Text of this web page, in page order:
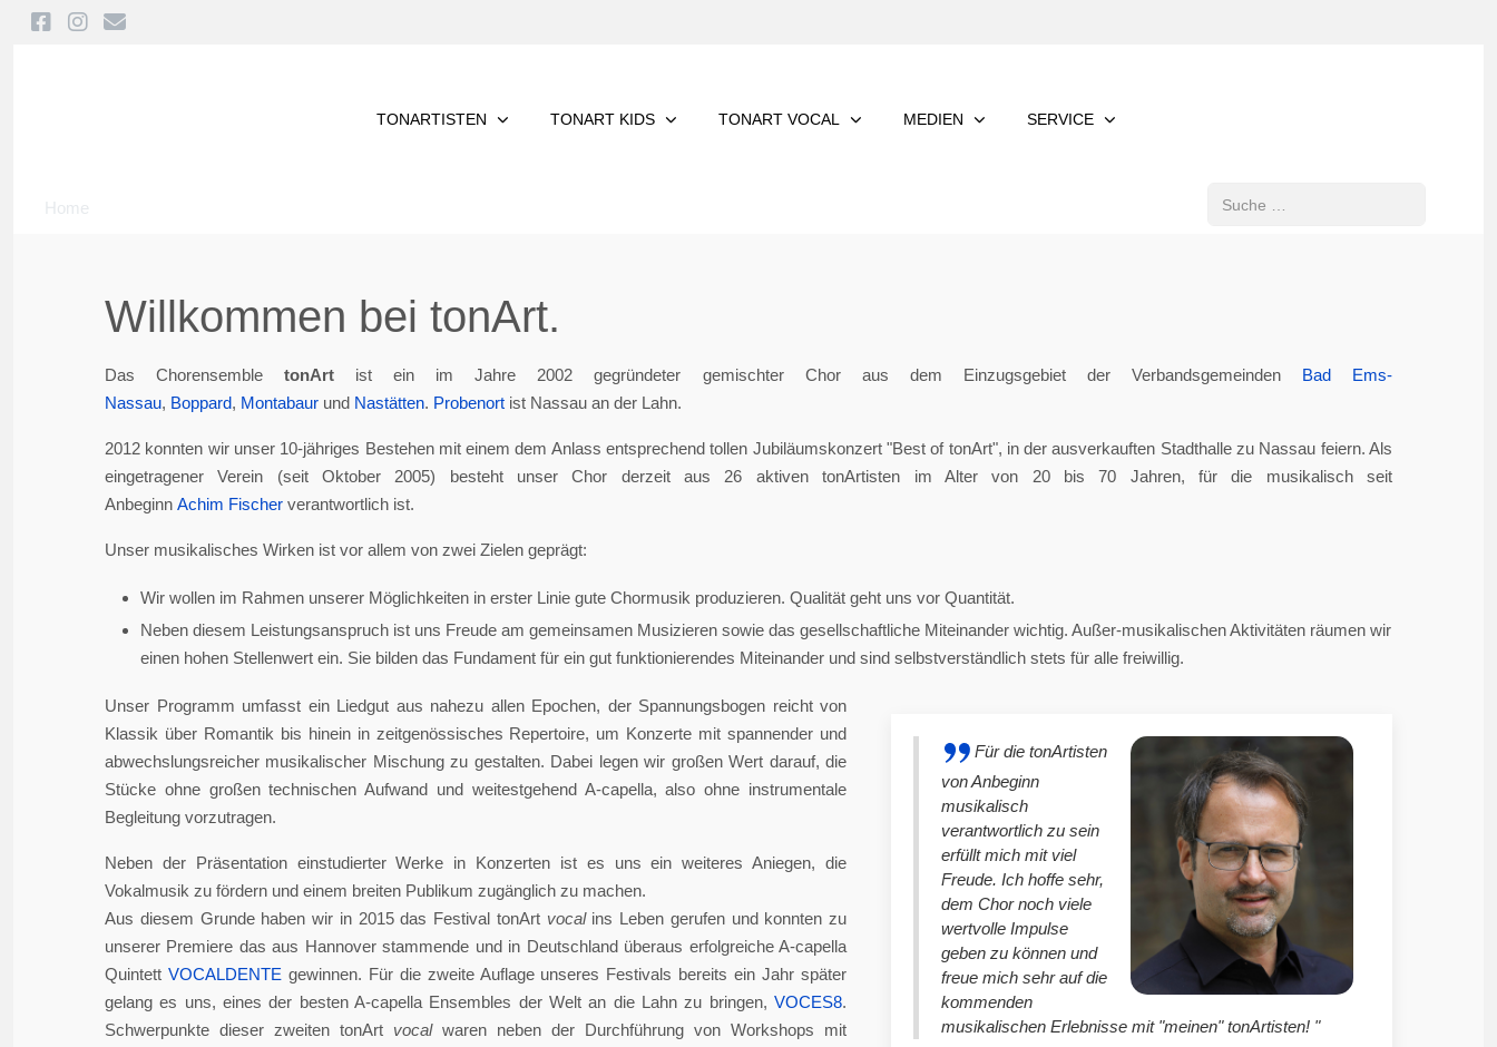
TONARTISTEN TONART KIDS TONART VOCAL MEDIEN SERVICE
Home
Suchen
Willkommen bei tonArt.
Das ChorensembletonArt ist ein im Jahre 2002 gegründeter gemischter Chor aus dem Einzugsgebiet der Verbandsgemeinden Bad Ems-
Nassau, Boppard, Montabaur und Nastätten. Probenort ist Nassau an der Lahn.
2012 konnten wir unser 10-jähriges Bestehen mit einem dem Anlass entsprechend tollen Jubiläumskonzert "Best of tonArt", in der ausverkauften Stadthalle zu Nassau feiern. Als
eingetragener Verein (seit Oktober 2005) besteht unser Chor derzeit aus 26 aktiven tonArtisten im Alter von 20 bis 70 Jahren, für die musikalisch seit
Anbeginn Achim Fischer verantwortlich ist.
Unser musikalisches Wirken ist vor allem von zwei Zielen geprägt:
Wir wollen im Rahmen unserer Möglichkeiten in erster Linie gute Chormusik produzieren. Qualität geht uns vor Quantität.
Neben diesem Leistungsanspruch ist uns Freude am gemeinsamen Musizieren sowie das gesellschaftliche Miteinander wichtig. Außer-musikalischen Aktivitäten räumen wir
einen hohen Stellenwert ein. Sie bilden das Fundament für ein gut funktionierendes Miteinander und sind selbstverständlich stets für alle freiwillig.
Für die tonArtisten
von Anbeginn
musikalisch
verantwortlich zu sein
erfüllt mich mit viel
Freude. Ich hoffe sehr,
dem Chor noch viele
wertvolle Impulse
geben zu können und
freue mich sehr auf die
kommenden
musikalischen Erlebnisse mit "meinen" tonArtisten! "
Unser Programm umfasst ein Liedgut aus nahezu allen Epochen, der Spannungsbogen reicht von
Klassik über Romantik bis hinein in zeitgenössisches Repertoire, um Konzerte mit spannender und
abwechslungsreicher musikalischer Mischung zu gestalten. Dabei legen wir großen Wert darauf, die
Stücke ohne großen technischen Aufwand und weitestgehend A-capella, also ohne instrumentale
Begleitung vorzutragen.
Neben der Präsentation einstudierter Werke in Konzerten ist es uns ein weiteres Aniegen, die
Vokalmusik zu fördern und einem breiten Publikum zugänglich zu machen.
Aus diesem Grunde haben wir in 2015 das Festival tonArt vocal ins Leben gerufen und konnten zu
unserer Premiere das aus Hannover stammende und in Deutschland überaus erfolgreiche A-capella
Quintett VOCALDENTE gewinnen. Für die zweite Auflage unseres Festivals bereits ein Jahr später
gelang es uns, eines der besten A-capella Ensembles der Welt an die Lahn zu bringen, VOCES8.
Schwerpunkte dieser zweiten tonArt vocalwaren neben der Durchführung von Workshops mit